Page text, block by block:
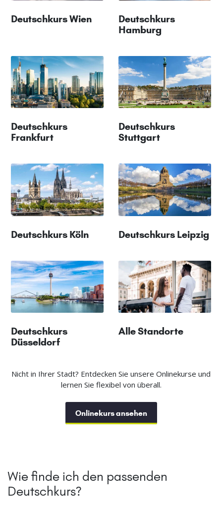
Deutschkurs Wien
Deutschkurs
Hamburg
Deutschkurs
Frankfurt
Deutschkurs
Stuttgart
Deutschkurs Köln Deutschkurs Leipzig
Deutschkurs
Düsseldorf
Alle Standorte
Nicht in Ihrer Stadt? Entdecken Sie unsere Onlinekurse und
lernen Sie flexibel von überall.
Onlinekurs ansehen
Wie finde ich den passenden
Deutschkurs?